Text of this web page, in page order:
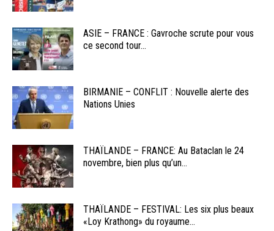
ASIE – FRANCE : Gavroche scrute pour vous
ce second tour...
BIRMANIE – CONFLIT : Nouvelle alerte des
Nations Unies
THAÏLANDE – FRANCE: Au Bataclan le 24
novembre, bien plus qu’un...
THAÏLANDE – FESTIVAL: Les six plus beaux
«Loy Krathong» du royaume...